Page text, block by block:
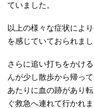
ていました。
以上の様々な症状によ
を感じていておられまし
さらに追い打ちをかけ
んが少し散歩から帰っ
あたりに血の跡があり
ぐ救急へ連れて行かれ